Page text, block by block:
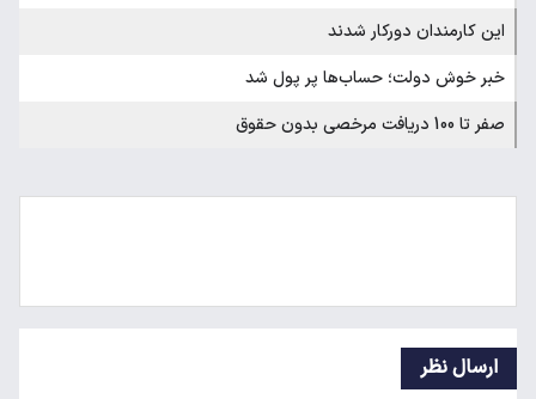
این کارمندان دورکار شدند
خبر خوش دولت؛ حساب‌ها پر پول شد
صفر تا 100 دریافت مرخصی بدون حقوق
ارسال نظر